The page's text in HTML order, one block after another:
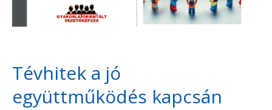
Tévhitek a jó
együttműködés kapcsán